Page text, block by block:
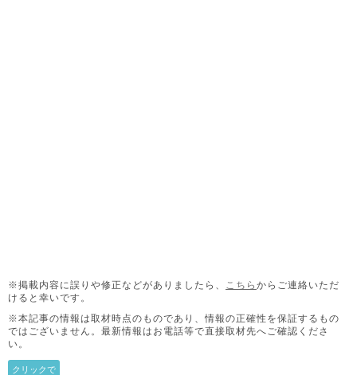
※掲載内容に誤りや修正などがありましたら、 こちら からご連絡いただ
けると幸いです。
※本記事の情報は取材時点のものであり、情報の正確性を保証するもの
ではございません。 最新情報はお電話等で直接取材先へご確認くださ
い。
クリックで